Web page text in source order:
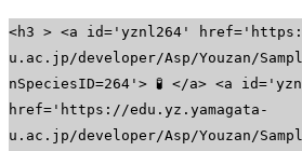
<h3 > <a id='yznl264'
u.ac.jp/developer/Asp/Youzan/
nSpeciesID=264'> 🧪 </a> <a
href='https://edu.yz.yamagata-
u.ac.jp/developer/Asp/Youzan/